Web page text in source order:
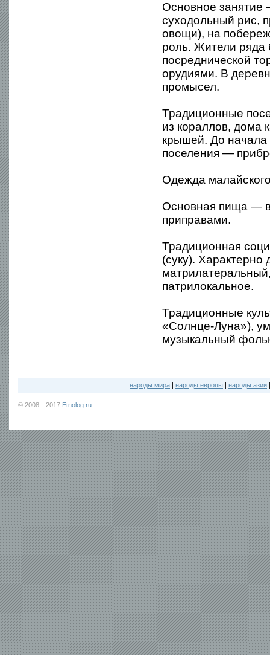
Основное занятие
суходольный рис,
овощи), на
роль. Жители ряда
посреднической
орудиями. В
промысел.
Традиционные
из кораллов, дома
крышей. До
поселения —
Одежда
Основная пища —
приправами.
Традиционная
(суку).
патрилокальное.
Традиционные
«Солнце-Луна»),
музыкальный
народы мира | народы европы | народы азии
© 2008—2017 Etnolog.ru